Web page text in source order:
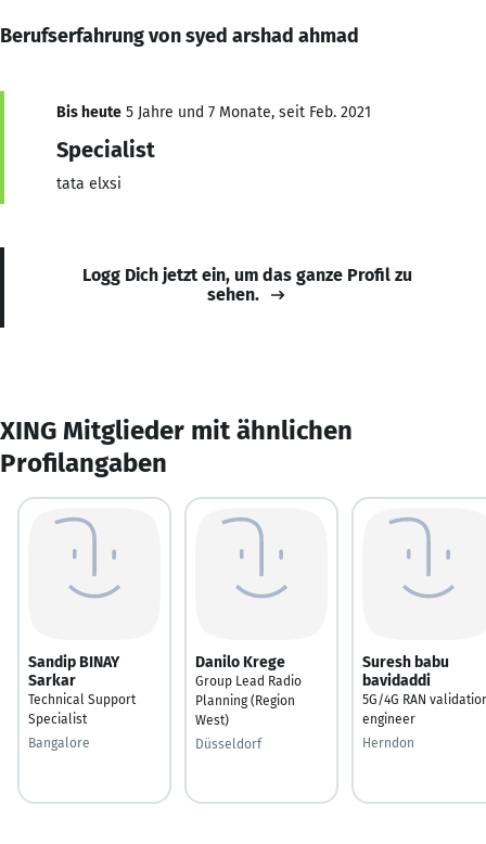
Berufserfahrung von syed arshad ahmad
Bis heute 5 Jahre und 7 Monate, seit Feb. 2021
Specialist
tata elxsi
Logg Dich jetzt ein, um das ganze Profil zu
sehen.
XING Mitglieder mit ähnlichen
Profilangaben
Sandip BINAY
Sarkar
Technical Support
Specialist
Bangalore
Danilo Krege
Group Lead Radio
Planning (Region
West)
Düsseldorf
Suresh babu
bavidaddi
5G/4G RAN
engineer
Herndon